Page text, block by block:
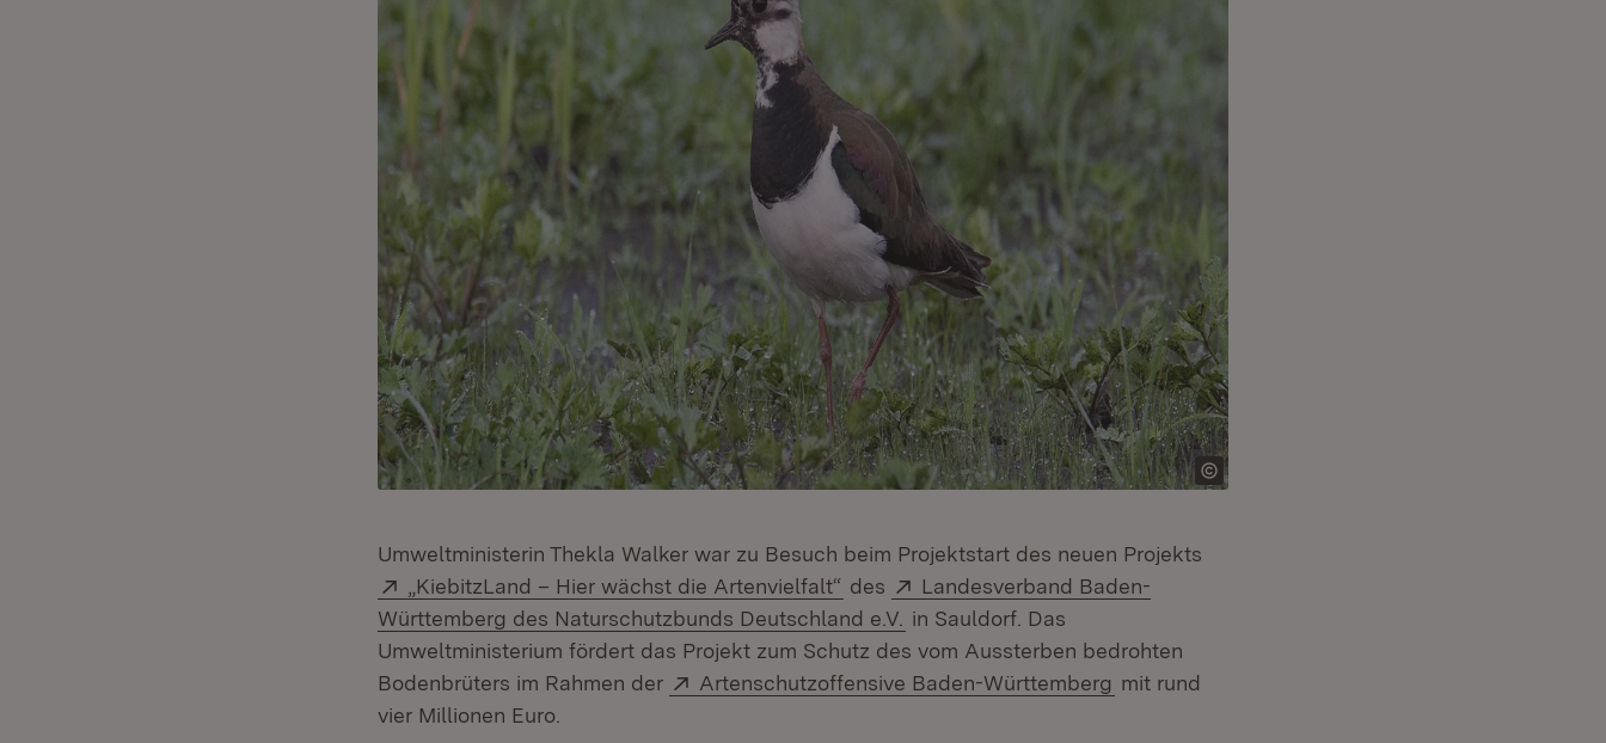
Umweltministerin Thekla Walker war zu Besuch beim Projektstart des neuen Projekts
Extern:
„KiebitzLand – Hier wächst die Artenvielfalt“ (Öffnet in neuem Fenster)
des Extern:
Landesverband Baden-
Württemberg des Naturschutzbunds Deutschland e.V. (Öffnet in neuem Fenster)
in Sauldorf. Das
Umweltministerium fördert das Projekt zum Schutz des vom Aussterben bedrohten
Bodenbrüters im Rahmen der
Extern:
Artenschutzoffensive Baden-Württemberg (Öffnet in neuem Fenster)
mit rund
vier Millionen Euro.